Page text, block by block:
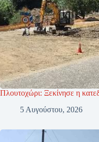
Πλουτοχώρι: Ξεκίνησε η
5 Αυγούστου, 2026